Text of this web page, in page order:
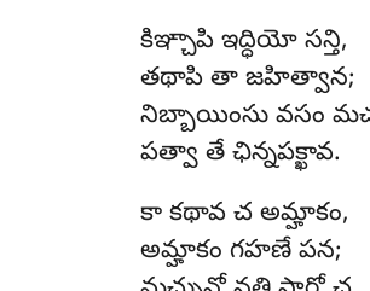
కిఞ్చాపి ఇద్ధియో సన్తి,
తథాపి తా జహిత్వాన;
నిబ్బాయింసు వసం
పత్వా తే ఛిన్నపక్ఖావ.
కా కథావ చ అమ్హాకం,
అమ్హాకం గహణే పన;